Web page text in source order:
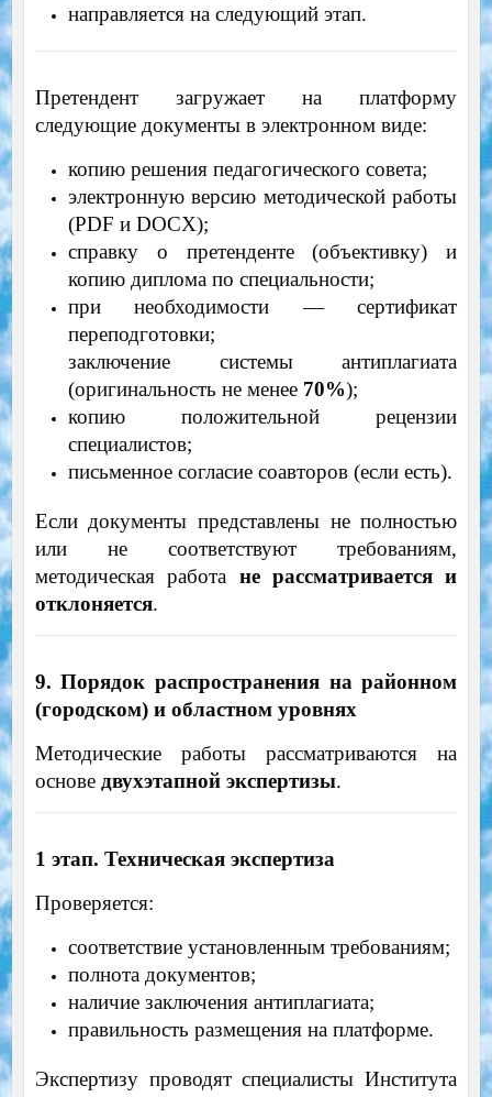
направляется на следующий этап.
Претендент загружает на платформу
следующие документы в электронном виде:
копию решения педагогического совета;
электронную версию методической работы
(PDF и DOCX);
справку о претенденте (объективку) и
копию диплома по специальности;
при необходимости — сертификат
переподготовки;
заключение системы антиплагиата
(оригинальность не менее 70%);
копию положительной рецензии
специалистов;
письменное согласие соавторов (если есть).
Если документы представлены не полностью
или не соответствуют требованиям,
методическая работа не рассматривается и
отклоняется.
9. Порядок распространения на районном
(городском) и областном уровнях
Методические работы рассматриваются на
основе двухэтапной экспертизы.
1 этап. Техническая экспертиза
Проверяется:
соответствие установленным требованиям;
полнота документов;
наличие заключения антиплагиата;
правильность размещения на платформе.
Экспертизу проводят специалисты Института